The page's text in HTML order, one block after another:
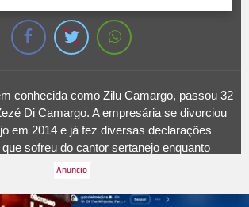
conhecida como Zilu Camargo, passou 32
Di Camargo. A empresária se divorciou
em 2014 e já fez diversas declarações
sofreu do cantor sertanejo enquanto
mãe de Wanessa, Camilla e Igor é uma
Camargo, chegando a trocar farpas